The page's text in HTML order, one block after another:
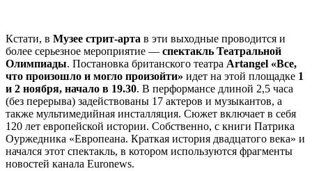
Кстати, в Музее стрит-арта в эти выходные проводится и
более серьезное мероприятие — спектакль Театральной
Олимпиады. Постановка британского театра Artangel «Все,
что произошло и могло произойти» идет на этой площадке 1
и 2 ноября, начало в 19.30. В перформансе длиной 2,5 часа
(без перерыва) задействованы 17 актеров и музыкантов, а
также мультимедийная инсталляция. Сюжет включает в себя
120 лет европейской истории. Собственно, с книги Патрика
Оуржедника «Европеана. Краткая история двадцатого века» и
начался этот спектакль, в котором используются фрагменты
новостей канала Euronews.